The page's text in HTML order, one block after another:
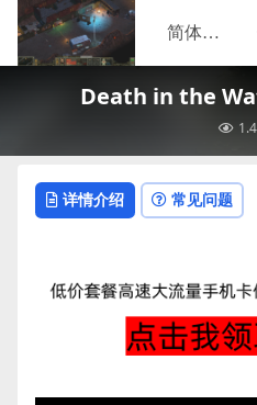
Death in the
详情介绍 常见问题